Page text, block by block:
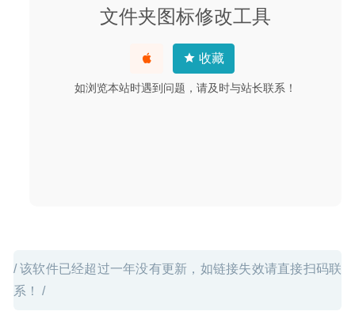
文件夹图标修改工具
收藏
如浏览本站时遇到问题，请及时与站长联系！
/ 该软件已经超过一年没有更新，如链接失效请直接扫码联
系！ /
Charles 5.2 – 非常强大的http抓包神器 2026-06-29
iCollections 6.3.2 – 桌面图标整理神器 2020-05-03
Progressive Downloader 4.6.41 中文版-mac多线程下载器
2020-08-26